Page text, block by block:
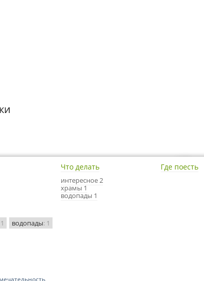
Что делать
интересное 2
храмы 1
водопады 1
Где поесть
водопады: 1